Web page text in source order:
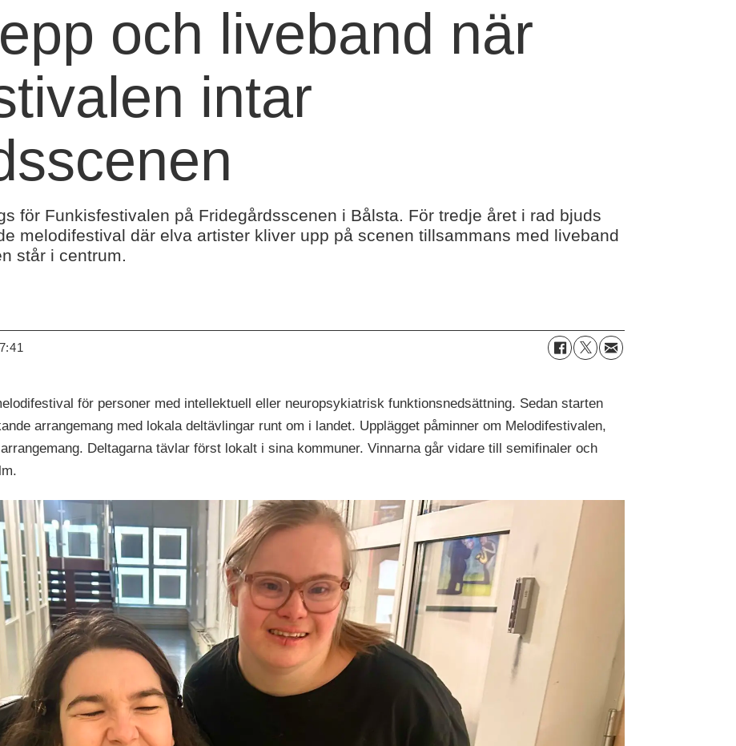
och liveband när
intar
för Funkisfestivalen på Fridegårdsscenen i Bålsta. För tredje året i rad bjuds
melodifestival där elva artister kliver upp på scenen tillsammans med liveband
står i centrum.
för personer med intellektuell eller neuropsykiatrisk funktionsnedsättning. Sedan starten
arrangemang med lokala deltävlingar runt om i landet. Upplägget påminner om Melodifestivalen,
Deltagarna tävlar först lokalt i sina kommuner. Vinnarna går vidare till semifinaler och